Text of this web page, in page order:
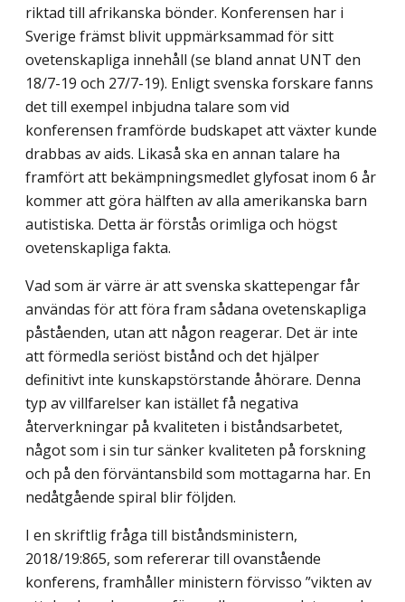
riktad till afrikanska bönder. Konferensen har i
Sverige främst blivit upp­märksammad för sitt
ovetenskapliga innehåll (se bland annat UNT den
18/7-19 och 27/7-19). Enligt svenska forskare fanns
det till exempel inbjudna talare som vid
konferensen framförde budskapet att växter kunde
drabbas av aids. Likaså ska en annan talare ha
framfört att bekämpningsmedlet glyfosat inom 6 år
kommer att göra hälften av alla amerikanska barn
autistiska. Detta är förstås orimliga och högst
ovetenskapliga fakta.
Vad som är värre är att svenska skattepengar får
användas för att föra fram sådana ovetenskapliga
påståenden, utan att någon reagerar. Det är inte
att förmedla seriöst bistånd och det hjälper
definitivt inte kunskapstörstande åhörare. Denna
typ av vill­farelser kan istället få negativa
återverkningar på kvaliteten i biståndsarbetet,
något som i sin tur sänker kvaliteten på forskning
och på den förväntansbild som mottagarna har. En
nedåtgående spiral blir följden.
I en skriftlig fråga till biståndsministern,
2018/19:865, som refererar till ovanstående
konferens, framhåller ministern förvisso ”vikten av